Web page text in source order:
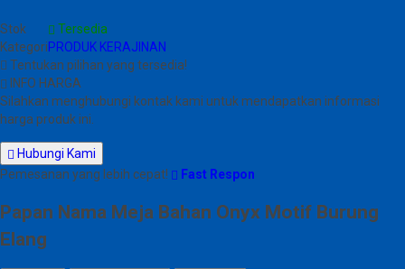
Stok
Tersedia
KategoriPRODUK KERAJINAN
Tentukan pilihan yang tersedia!
INFO HARGA
Silahkan menghubungi kontak kami untuk mendapatkan informasi
harga produk ini.
Hubungi Kami
Pemesanan yang lebih cepat!
Fast Respon
Papan Nama Meja Bahan Onyx Motif Burung
Elang